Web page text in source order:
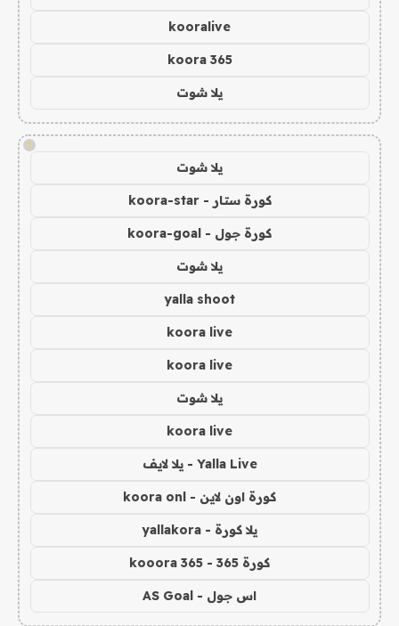
kooralive
koora 365
يلا شوت
!
يلا شوت
كورة ستار - koora-star
كورة جول - koora-goal
يلا شوت
yalla shoot
koora live
koora live
يلا شوت
koora live
Yalla Live - يلا لايف
كورة اون لاين - koora onl
يلا كورة - yallakora
كورة 365 - kooora 365
اس جول - AS Goal